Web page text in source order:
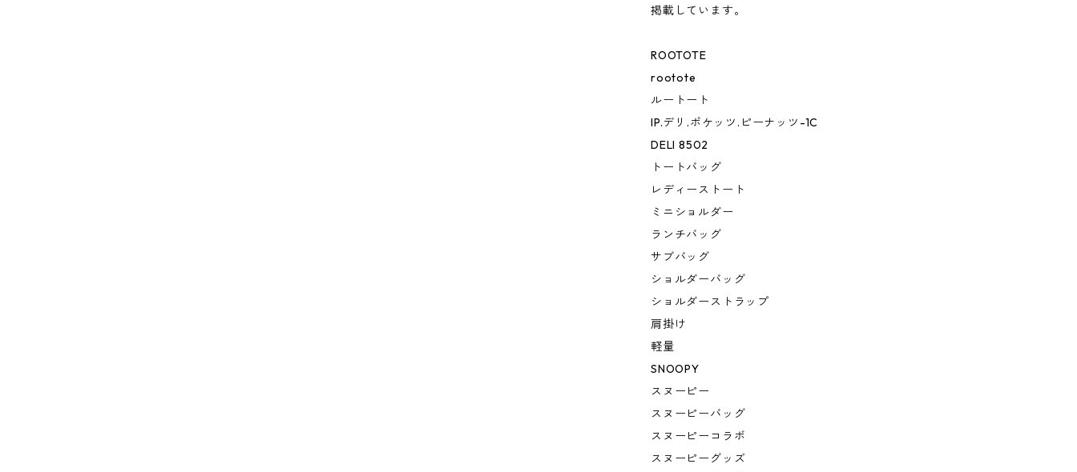
掲載しています。
ROOTOTE
rootote
ルートート
IP.デリ.ポケッツ.ピーナッツ-1C
DELI 8502
トートバッグ
レディーストート
ミニショルダー
ランチバッグ
サブバッグ
ショルダーバッグ
ショルダーストラップ
肩掛け
軽量
SNOOPY
スヌーピー
スヌーピーバッグ
スヌーピーコラボ
スヌーピーグッズ